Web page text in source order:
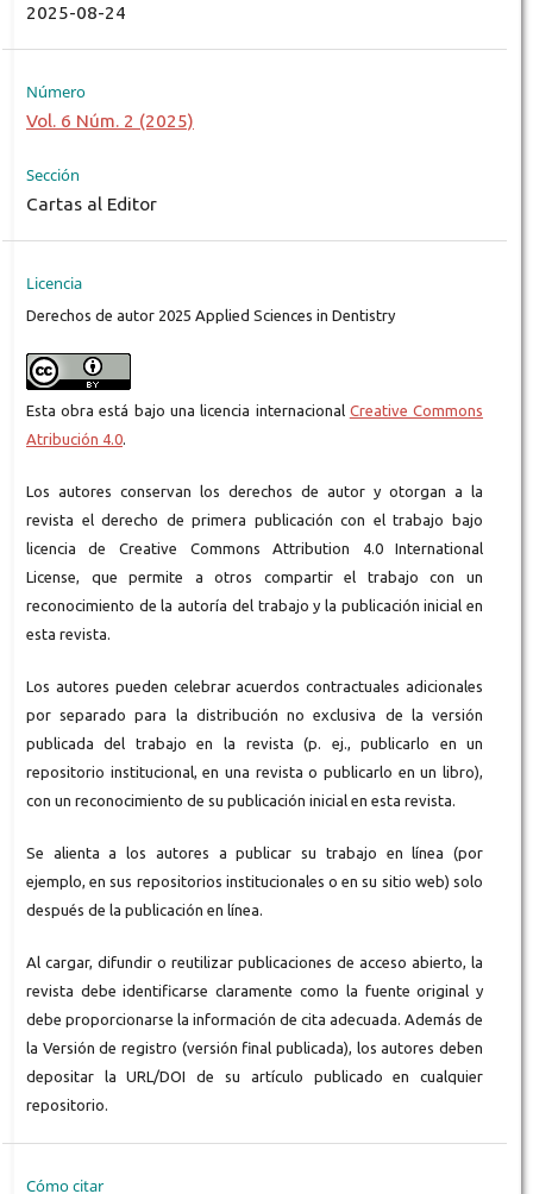
2025-08-24
Número
Vol. 6 Núm. 2 (2025)
Sección
Cartas al Editor
Licencia
Derechos de autor 2025 Applied Sciences in Dentistry
Esta obra está bajo una licencia internacional Creative Commons
Atribución 4.0.
Los autores conservan los derechos de autor y otorgan a la
revista el derecho de primera publicación con el trabajo bajo
licencia de Creative Commons Attribution 4.0 International
License, que permite a otros compartir el trabajo con un
reconocimiento de la autoría del trabajo y la publicación inicial en
esta revista.
Los autores pueden celebrar acuerdos contractuales adicionales
por separado para la distribución no exclusiva de la versión
publicada del trabajo en la revista (p. ej., publicarlo en un
repositorio institucional, en una revista o publicarlo en un libro),
con un reconocimiento de su publicación inicial en esta revista.
Se alienta a los autores a publicar su trabajo en línea (por
ejemplo, en sus repositorios institucionales o en su sitio web) solo
después de la publicación en línea.
Al cargar, difundir o reutilizar publicaciones de acceso abierto, la
revista debe identificarse claramente como la fuente original y
debe proporcionarse la información de cita adecuada. Además de
la Versión de registro (versión final publicada), los autores deben
depositar la URL/DOI de su artículo publicado en cualquier
repositorio.
Cómo citar